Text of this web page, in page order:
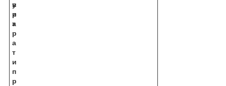
у
р
а
в
и
т
р
а
т
и
п
р